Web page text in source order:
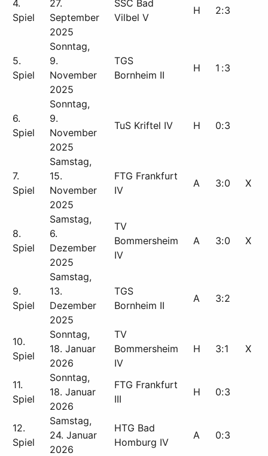
4.
Spiel
27.
September
2025
SSC Bad
Vilbel V
H 2:3
5.
Spiel
Sonntag,
9.
November
2025
TGS
Bornheim II
H 1 :3
6.
Spiel
Sonntag,
9.
November
2025
TuS Kriftel IV H 0:3
7.
Spiel
Samstag,
15.
November
2025
FTG Frankfurt
IV
A 3:0 X
8.
Spiel
Samstag,
6.
Dezember
2025
TV
Bommersheim
IV
A 3:0 X
9.
Spiel
Samstag,
13.
Dezember
2025
TGS
Bornheim II
A 3:2
10.
Spiel
Sonntag,
18. Januar
2026
TV
Bommersheim
IV
H 3:1 X
11.
Spiel
Sonntag,
18. Januar
2026
FTG Frankfurt
III
H 0:3
12.
Spiel
Samstag,
24. Januar
2026
HTG Bad
Homburg IV
A 0:3